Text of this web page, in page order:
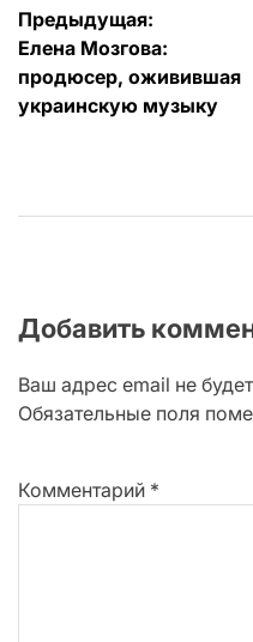
Навигация
по
записям
Предыдущая:
Елена Мозгова:
продюсер, оживившая
украинскую музыку
Добавить
Ваш адрес email не
Обязательные поля
Комментарий *